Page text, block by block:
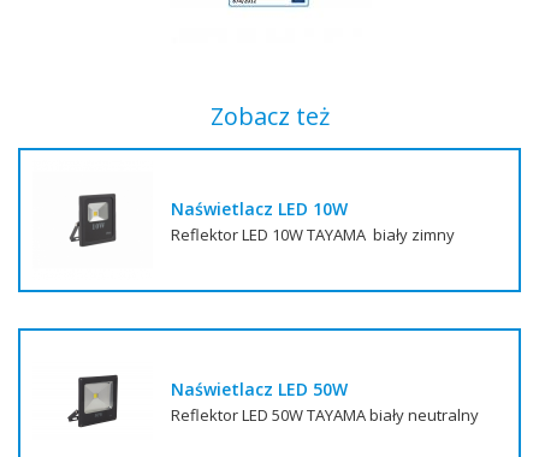
Zobacz też
Naświetlacz LED 10W
Reflektor LED 10W TAYAMA biały zimny
Naświetlacz LED 50W
Reflektor LED 50W TAYAMA biały neutralny